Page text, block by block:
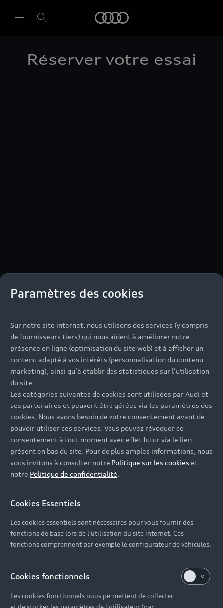
Select dealer
Réserver votre essai
Paramètres des cookies
Sur notre site internet, nous utilisons des services (y compris
de fournisseurs tiers) qui nous aident à améliorer notre
présence en ligne (optimisation du site web) et à afficher un
contenu adapté à vos intérêts (personnalisation du contenu
marketing), ainsi qu’à établir des statistiques sur l’utilisation
du site
Les catégories suivantes de cookies sont utilisées par Audi et
ses partenaires et peuvent être gérées via les paramètres des
cookies. Nous avons besoin de votre consentement avant de
pouvoir utiliser ces services. Vous pouvez révoquer ce
consentement à tout moment avec effet futur via le lien
présent en bas du site. Pour de plus amples informations, nous
vous invitons à consulter notre Politique sur les cookies et
notre Politique de confidentialité.
Cookies Essentiels
Les cookies essentiels sont nécessaires pour vous fournir des
fonctions de base lors de l'utilisation du site internet. Ces
fonctions comprennent par exemple le configurateur de véhicules.
Cookies fonctionnels
Les cookies fonctionnels nous permettent de collecter
et de stocker les paramètres de l'utilisateur (par